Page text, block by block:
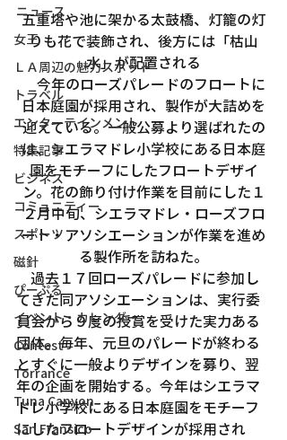
ニュース
女王
ＬＡ周辺の魅力スポット
トラベル
エンターテインメント
特集記事
ビジネス
コミュニティー
スポーツ
磁針
ぴーぷる
イベント・カレンダー
Contest
Torrance
Tuna Canyon
San Fransico
五重塔や池に架かる太鼓橋、灯籠の灯
りも花で装飾され、後方には「枯山
水」が配置される
今年のローズパレードのフロートに
日本庭園が採用され、製作が大詰めを
迎えている。一般公募より選ばれたの
は、シエラマドレ小学校にある日本庭
園をモチーフにしたフロートデザイ
ン。花の飾り付け作業を目前にした１
２月中旬、シエラマドレ・ローズフロ
ート・アソシエーションが作業を進め
る製作所を訪ねた。
過去１７回ローズパレードに参加し
てきた同アソシエーションは、実行委
員会から９度の授賞を受けた実力ある
団体。毎年、元旦のパレードが終わる
とすぐに一般よりデザインを募り、翌
年の企画を開始する。今年はシエラマ
ドレ小学校にある日本庭園をモチーフ
にしたフロートデザインが採用され